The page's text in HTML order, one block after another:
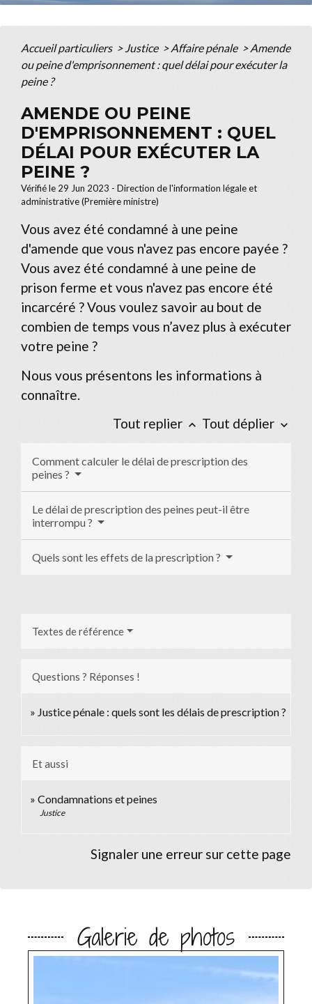
Accueil particuliers > Justice > Affaire pénale > Amende
ou peine d'emprisonnement : quel délai pour exécuter la
peine ?
AMENDE OU PEINE
D'EMPRISONNEMENT : QUEL
DÉLAI POUR EXÉCUTER LA
PEINE ?
Vérifié le 29 Jun 2023 - Direction de l'information légale et
administrative (Première ministre)
Vous avez été condamné à une peine
d'amende que vous n'avez pas encore payée ?
Vous avez été condamné à une peine de
prison ferme et vous n'avez pas encore été
incarcéré ? Vous voulez savoir au bout de
combien de temps vous n’avez plus à exécuter
votre peine ?
Nous vous présentons les informations à
connaître.
Tout replier keyboard_arrow_up Tout déplier keyboard_arrow_down
Comment calculer le délai de prescription des
peines ?
Le délai de prescription des peines peut-il être
interrompu ?
Quels sont les effets de la prescription ?
Textes de référence
Questions ? Réponses !
Justice pénale : quels sont les délais de prescription ?
Et aussi
Condamnations et peines
Justice
Signaler une erreur sur cette page
Galerie de photos